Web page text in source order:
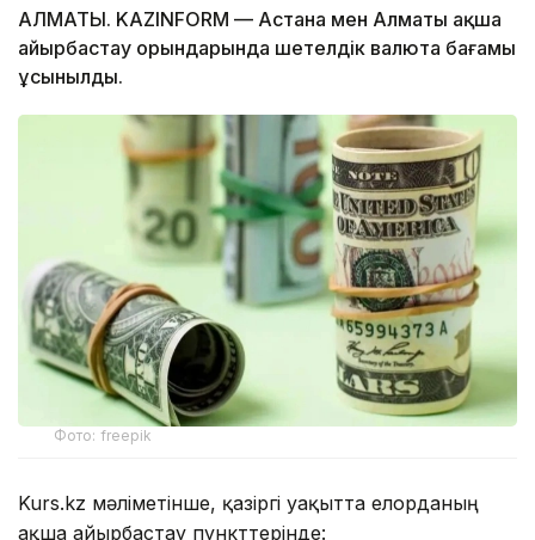
АЛМАТЫ. KAZINFORM — Астана мен Алматы ақша
айырбастау орындарында шетелдік валюта бағамы
ұсынылды.
Фото: freepik
Kurs.kz мәліметінше, қазіргі уақытта елорданың
ақша айырбастау пункттерінде: